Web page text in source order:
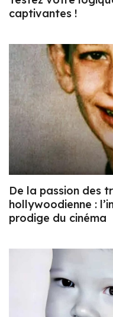
captivantes !
De la passion des
hollywoodienne :
prodige du cinéma